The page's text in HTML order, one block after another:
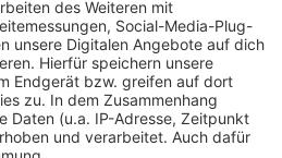
kommt. Die
solchen Fall natürlich dann